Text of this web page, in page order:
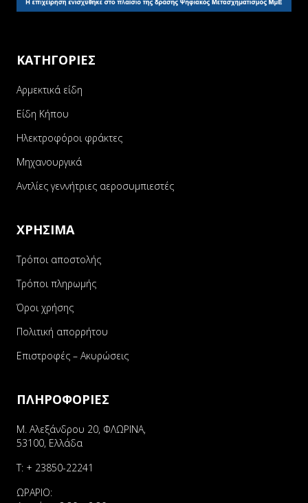
ΚΑΤΗΓΟΡΙΕΣ
Αρμεκτικά είδη
Είδη Κήπου
Ηλεκτροφόροι φράκτες
Μηχανουργικά
Αντλίες γεννήτριες αεροσυμπιεστές
ΧΡΗΣΙΜΑ
Τρόποι αποστολής
Τρόποι πληρωμής
Όροι χρήσης
Πολιτική απορρήτου
Επιστροφές – Ακυρώσεις
ΠΛΗΡΟΦΟΡΙΕΣ
Μ. Αλεξάνδρου 20, ΦΛΩΡΙΝΑ,
53100, Ελλάδα
Τ: + 23850-22241
ΩΡΑΡΙΟ: